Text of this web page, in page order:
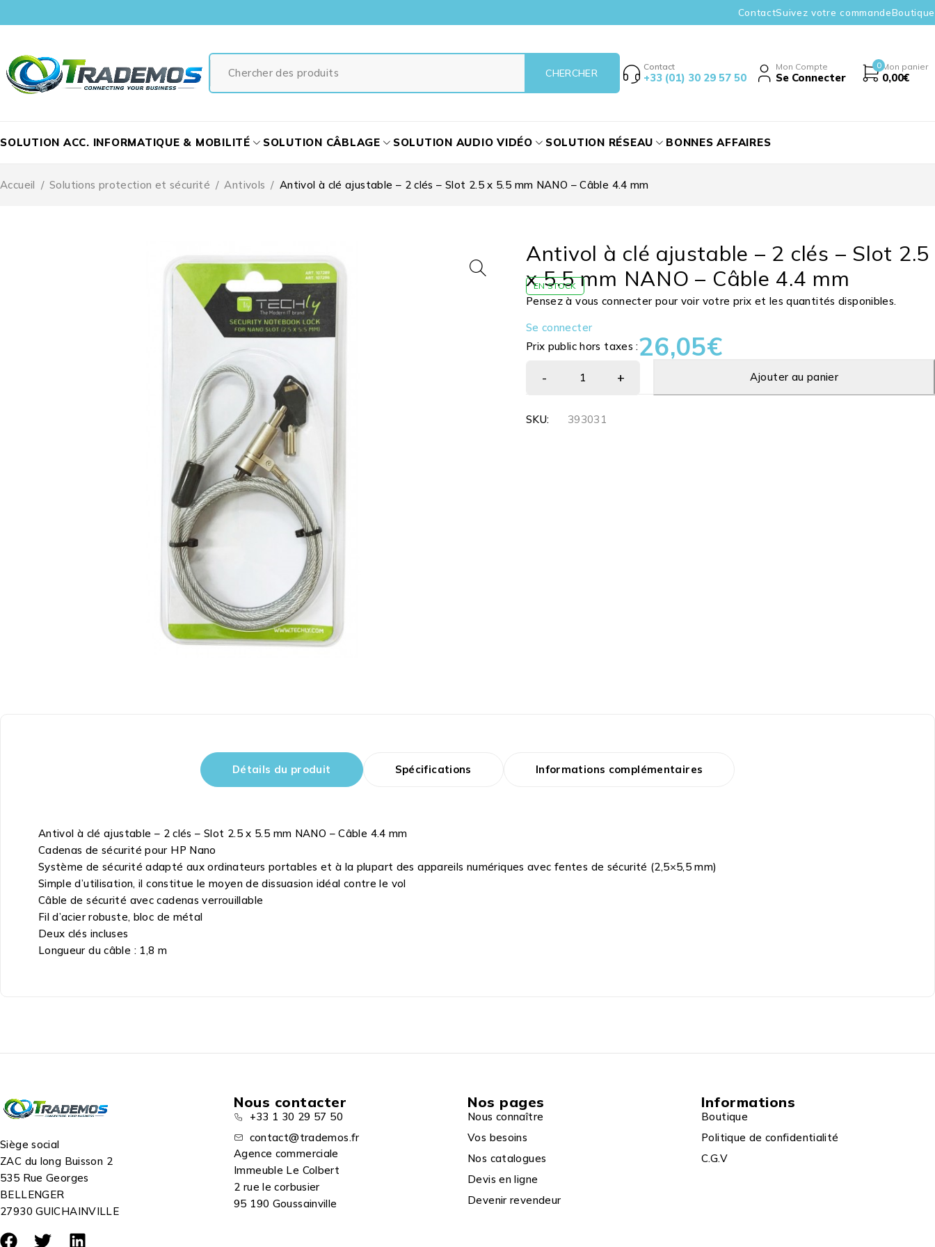
ContactSuivez votre commandeBoutique
Contact
+33 (01) 30 29 57 50
Mon Compte
Se Connecter
0 Mon panier
0,00€
SOLUTION ACC. INFORMATIQUE & MOBILITÉ SOLUTION CÂBLAGE SOLUTION AUDIO VIDÉO SOLUTION RÉSEAU BONNES AFFAIRES
Accueil / Solutions protection et sécurité / Antivols / Antivol à clé ajustable – 2 clés – Slot 2.5 x 5.5 mm NANO – Câble 4.4 mm
Antivol à clé ajustable – 2 clés – Slot 2.5
x 5.5 mm NANO – Câble 4.4 mm
EN STOCK
Pensez à vous connecter pour voir votre prix et les quantités disponibles.
Se connecter
Prix public hors taxes :26,05€
Ajouter au panier
SKU: 393031
Détails du produit Spécifications Informations complémentaires
Antivol à clé ajustable – 2 clés – Slot 2.5 x 5.5 mm NANO – Câble 4.4 mm
Cadenas de sécurité pour HP Nano
Système de sécurité adapté aux ordinateurs portables et à la plupart des appareils numériques avec fentes de sécurité (2,5×5,5 mm)
Simple d’utilisation, il constitue le moyen de dissuasion idéal contre le vol
Câble de sécurité avec cadenas verrouillable
Fil d’acier robuste, bloc de métal
Deux clés incluses
Longueur du câble : 1,8 m
Siège social
ZAC du long Buisson 2
535 Rue Georges
BELLENGER
27930 GUICHAINVILLE
Nous contacter
+33 1 30 29 57 50
contact@trademos.fr
Agence commerciale
Immeuble Le Colbert
2 rue le corbusier
95 190 Goussainville
Nos pages
Nous connaître
Vos besoins
Nos catalogues
Devis en ligne
Devenir revendeur
Informations
Boutique
Politique de confidentialité
C.G.V